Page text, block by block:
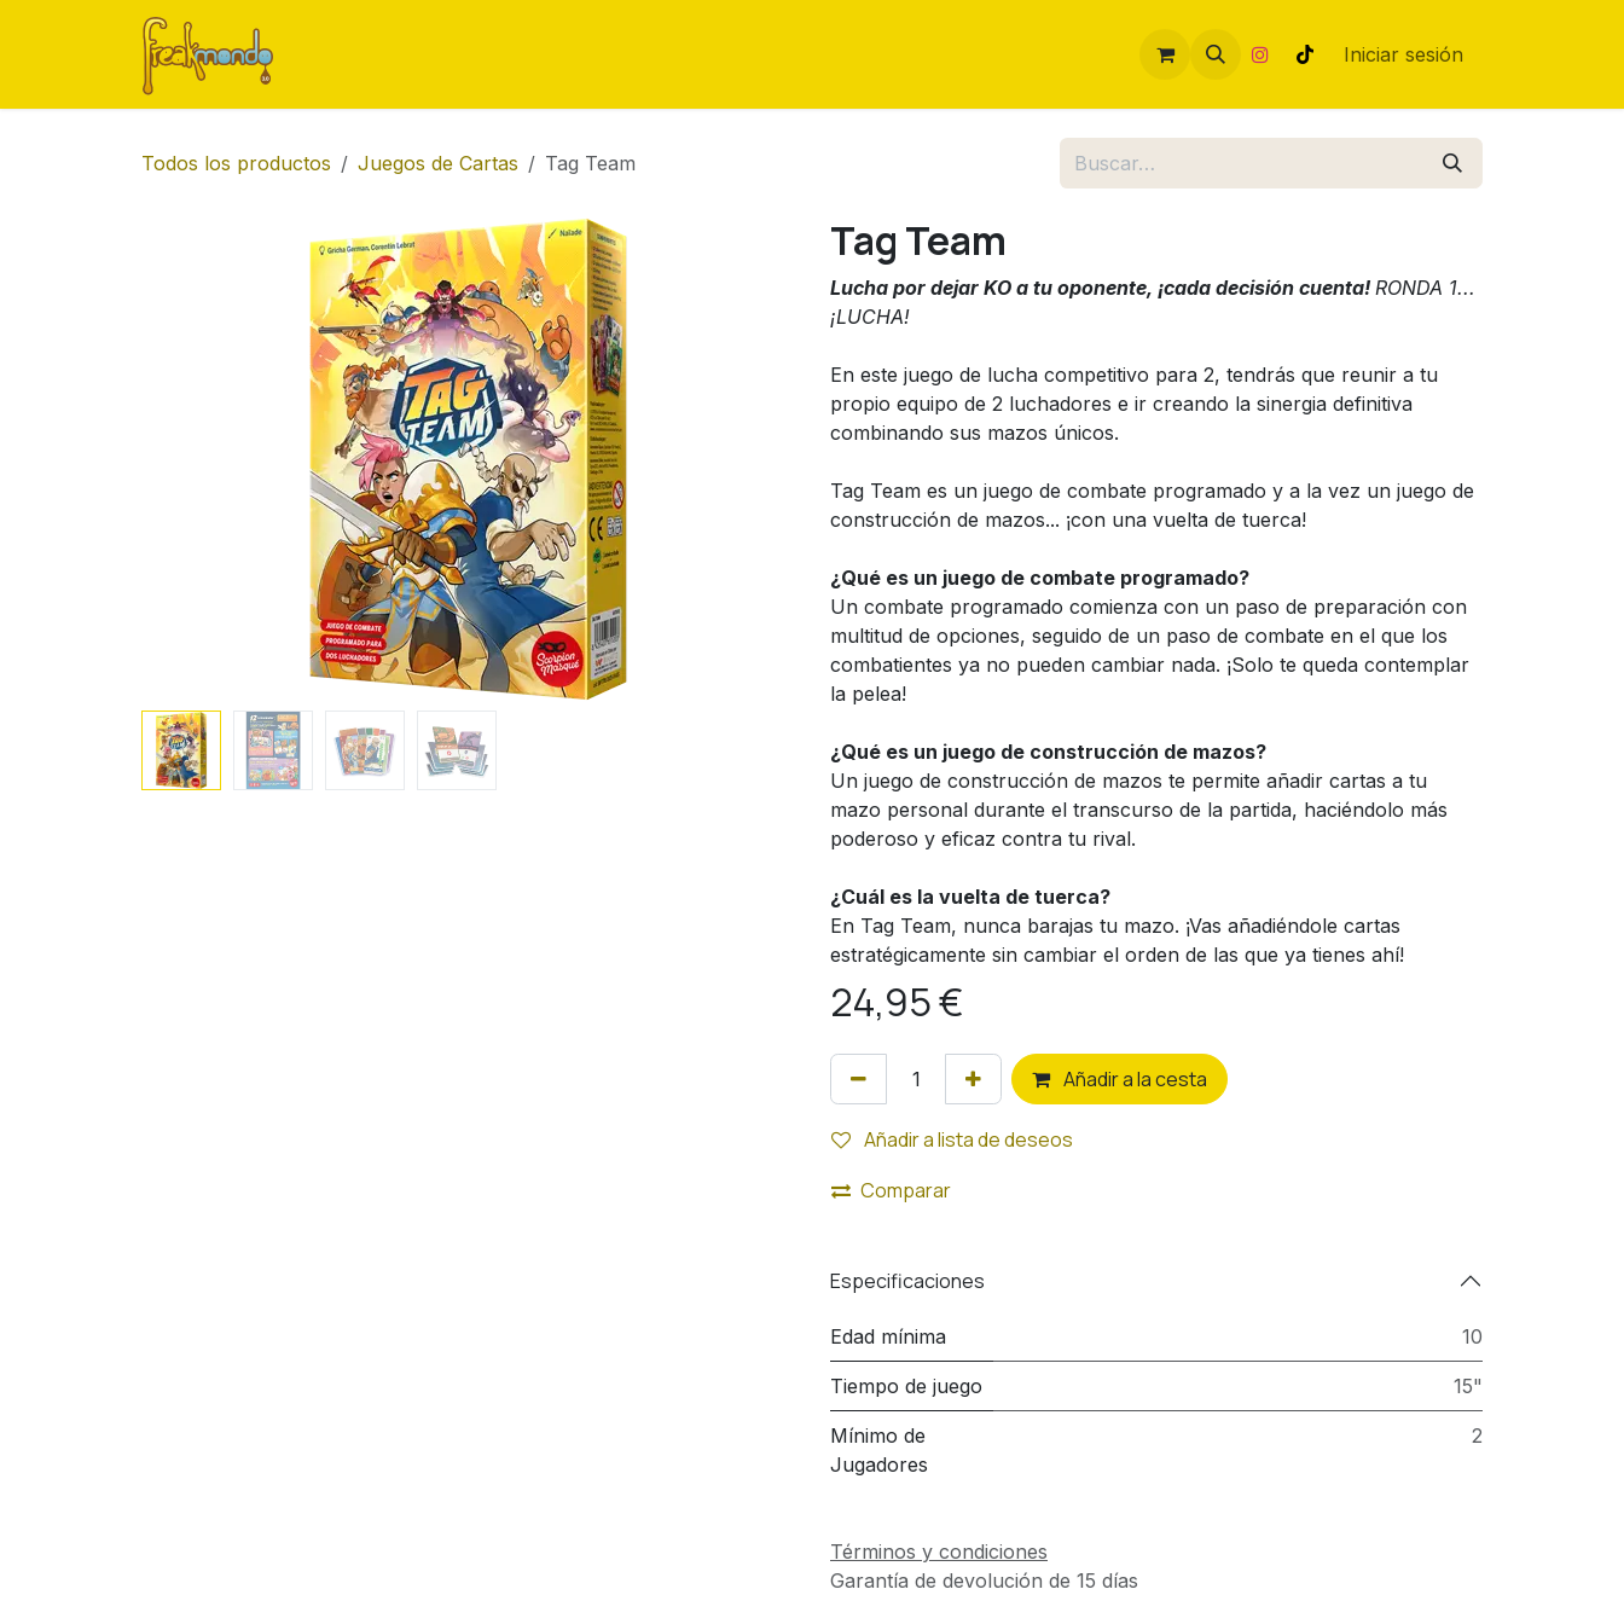
Iniciar sesión
Todos los productos Juegos de Cartas Tag Team
Tag Team
Lucha por dejar KO a tu oponente, ¡cada decisión cuenta! RONDA 1...
¡LUCHA!
En este juego de lucha competitivo para 2, tendrás que reunir a tu
propio equipo de 2 luchadores e ir creando la sinergia definitiva
combinando sus mazos únicos.
Tag Team es un juego de combate programado y a la vez un juego de
construcción de mazos... ¡con una vuelta de tuerca!
¿Qué es un juego de combate programado?
Un combate programado comienza con un paso de preparación con
multitud de opciones, seguido de un paso de combate en el que los
combatientes ya no pueden cambiar nada. ¡Solo te queda contemplar
la pelea!
¿Qué es un juego de construcción de mazos?
Un juego de construcción de mazos te permite añadir cartas a tu
mazo personal durante el transcurso de la partida, haciéndolo más
poderoso y eficaz contra tu rival.
¿Cuál es la vuelta de tuerca?
En Tag Team, nunca barajas tu mazo. ¡Vas añadiéndole cartas
estratégicamente sin cambiar el orden de las que ya tienes ahí!
24,95€
Añadir a la cesta
Añadir a lista de deseos
Comparar
Especificaciones
Edad mínima 10
Tiempo de juego 15"
Mínimo de
Jugadores
2
Términos y condiciones
Garantía de devolución de 15 días